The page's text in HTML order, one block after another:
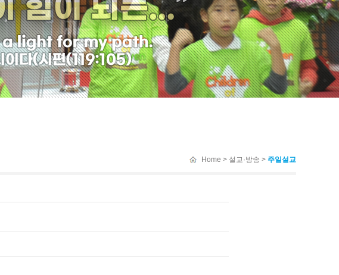
교회주보
강단기도문
Home > 설교·방송 > 주일설교